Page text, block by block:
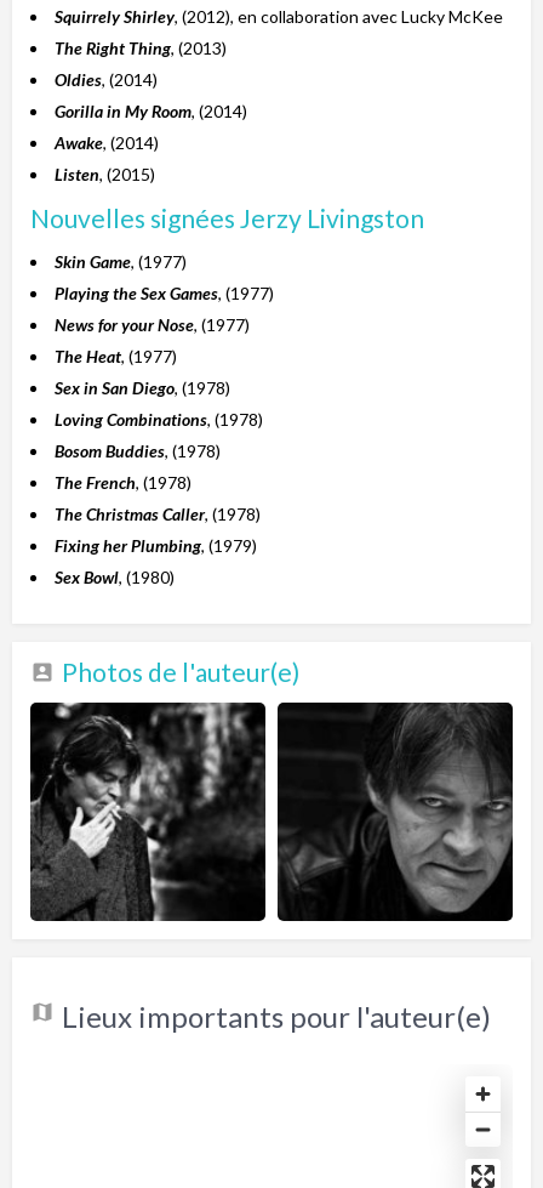
Squirrely Shirley, (2012), en collaboration avec Lucky McKee
The Right Thing, (2013)
Oldies, (2014)
Gorilla in My Room, (2014)
Awake, (2014)
Listen, (2015)
Nouvelles signées Jerzy Livingston
Skin Game, (1977)
Playing the Sex Games, (1977)
News for your Nose, (1977)
The Heat, (1977)
Sex in San Diego, (1978)
Loving Combinations, (1978)
Bosom Buddies, (1978)
The French, (1978)
The Christmas Caller, (1978)
Fixing her Plumbing, (1979)
Sex Bowl, (1980)
Photos de l'auteur(e)
Lieux importants pour l'auteur(e)